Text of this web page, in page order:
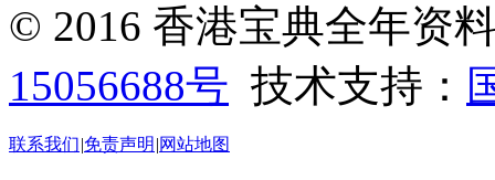
© 2016 香港宝典全年资
15056688号 技术支持：
联系我们|免责声明 |网站地图